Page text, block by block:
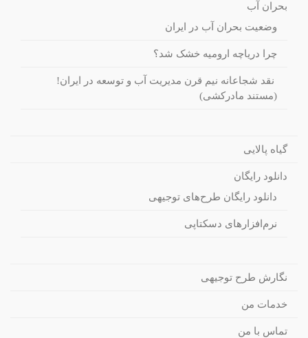
بحران آب
وضعیت بحران آب در ایران
چرا دریاچه ارومیه خشک شد؟
نقد شجاعانه نیم قرن مدیریت آب و توسعه در ایران!
(مستند مادرکشی)
گیاه پالایی
دانلود رایگان
دانلود رایگان طرح‌های توجیهی
نرم‌افزارهای دسکتاپی
نگارش طرح توجیهی
خدمات من
تماس با من